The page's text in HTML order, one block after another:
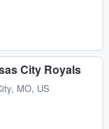
City Royals
MO, US